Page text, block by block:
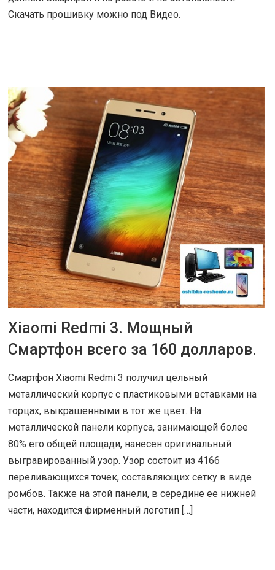
Скачать прошивку можно под Видео.
16 АПР 2016 | ОБЗОРЫ
Xiaomi Redmi 3. Мощный
Смартфон всего за 160 долларов.
Смартфон Xiaomi Redmi 3 получил цельный
металлический корпус с пластиковыми вставками на
торцах, выкрашенными в тот же цвет. На
металлической панели корпуса, занимающей более
80% его общей площади, нанесен оригинальный
выгравированный узор. Узор состоит из 4166
переливающихся точек, составляющих сетку в виде
ромбов. Также на этой панели, в середине ее нижней
части, находится фирменный логотип […]